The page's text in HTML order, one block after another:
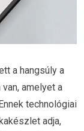
a hangsúly a
amelyet a
technológiai
adja,